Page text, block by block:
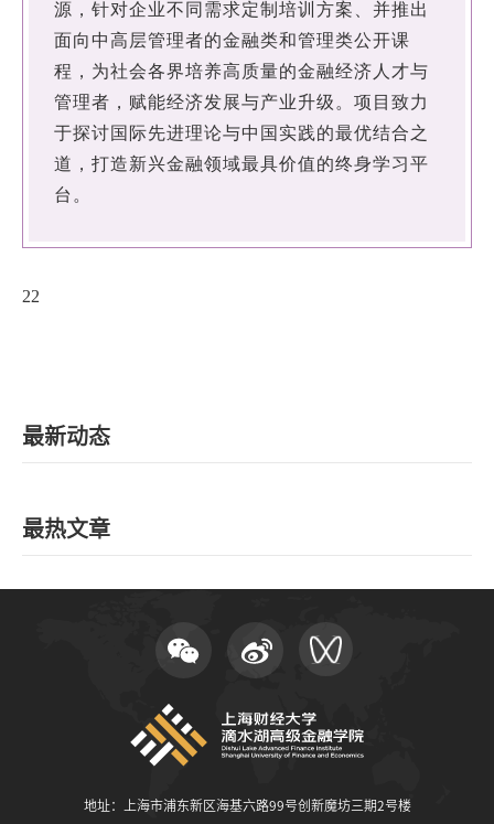
源，针对企业不同需求定制培训方案、并推出
面向中高层管理者的金融类和管理类公开课
程，为社会各界培养高质量的金融经济人才与
管理者，赋能经济发展与产业升级。项目致力
于探讨国际先进理论与中国实践的最优结合之
道，打造新兴金融领域最具价值的终身学习平
台。
22
最新动态
最热文章
地址：上海市浦东新区海基六路99号创新魔坊三期2号楼